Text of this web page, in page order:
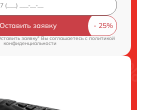
Оставить заявку
заявку" Вы соглашаетесь c политикой
конфиденциальности